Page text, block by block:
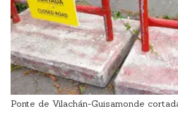
Ponte de Vilachán-Guisamonde